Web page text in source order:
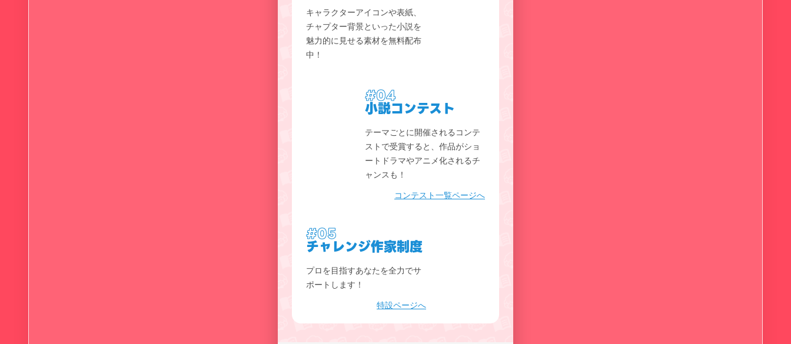
キャラクターアイコンや表紙、
チャプター背景といった小説を
魅力的に見せる素材を無料配布
中！
#04
小説コンテスト
テーマごとに開催されるコンテ
ストで受賞すると、作品がショ
ートドラマやアニメ化されるチ
ャンスも！
コンテスト一覧ページへ
#05
チャレンジ作家制度
プロを目指すあなたを全力でサ
ポートします！
特設ページへ